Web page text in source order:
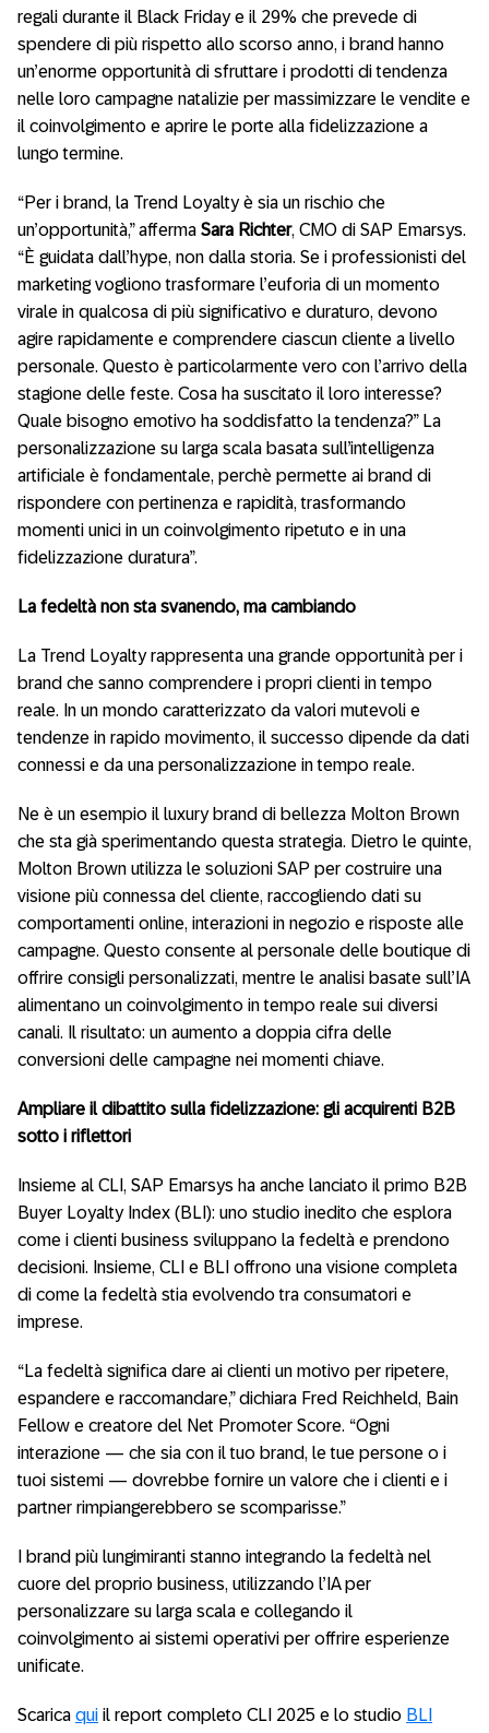
regali durante il Black Friday e il 29% che prevede di
spendere di più rispetto allo scorso anno, i brand hanno
un’enorme opportunità di sfruttare i prodotti di tendenza
nelle loro campagne natalizie per massimizzare le vendite e
il coinvolgimento e aprire le porte alla fidelizzazione a
lungo termine.
“Per i brand, la Trend Loyalty è sia un rischio che
un’opportunità,” afferma Sara Richter, CMO di SAP Emarsys.
“È guidata dall’hype, non dalla storia. Se i professionisti del
marketing vogliono trasformare l’euforia di un momento
virale in qualcosa di più significativo e duraturo, devono
agire rapidamente e comprendere ciascun cliente a livello
personale. Questo è particolarmente vero con l’arrivo della
stagione delle feste. Cosa ha suscitato il loro interesse?
Quale bisogno emotivo ha soddisfatto la tendenza?” La
personalizzazione su larga scala basata sull’intelligenza
artificiale è fondamentale, perchè permette ai brand di
rispondere con pertinenza e rapidità, trasformando
momenti unici in un coinvolgimento ripetuto e in una
fidelizzazione duratura”.
La fedeltà non sta svanendo, ma cambiando
La Trend Loyalty rappresenta una grande opportunità per i
brand che sanno comprendere i propri clienti in tempo
reale. In un mondo caratterizzato da valori mutevoli e
tendenze in rapido movimento, il successo dipende da dati
connessi e da una personalizzazione in tempo reale.
Ne è un esempio il luxury brand di bellezza Molton Brown
che sta già sperimentando questa strategia. Dietro le quinte,
Molton Brown utilizza le soluzioni SAP per costruire una
visione più connessa del cliente, raccogliendo dati su
comportamenti online, interazioni in negozio e risposte alle
campagne. Questo consente al personale delle boutique di
offrire consigli personalizzati, mentre le analisi basate sull’IA
alimentano un coinvolgimento in tempo reale sui diversi
canali. Il risultato: un aumento a doppia cifra delle
conversioni delle campagne nei momenti chiave.
Ampliare il dibattito sulla fidelizzazione: gli acquirenti B2B
sotto i riflettori
Insieme al CLI, SAP Emarsys ha anche lanciato il primo B2B
Buyer Loyalty Index (BLI): uno studio inedito che esplora
come i clienti business sviluppano la fedeltà e prendono
decisioni. Insieme, CLI e BLI offrono una visione completa
di come la fedeltà stia evolvendo tra consumatori e
imprese.
“La fedeltà significa dare ai clienti un motivo per ripetere,
espandere e raccomandare,” dichiara Fred Reichheld, Bain
Fellow e creatore del Net Promoter Score. “Ogni
interazione — che sia con il tuo brand, le tue persone o i
tuoi sistemi — dovrebbe fornire un valore che i clienti e i
partner rimpiangerebbero se scomparisse.”
I brand più lungimiranti stanno integrando la fedeltà nel
cuore del proprio business, utilizzando l’IA per
personalizzare su larga scala e collegando il
coinvolgimento ai sistemi operativi per offrire esperienze
unificate.
Scarica qui il report completo CLI 2025 e lo studio BLI